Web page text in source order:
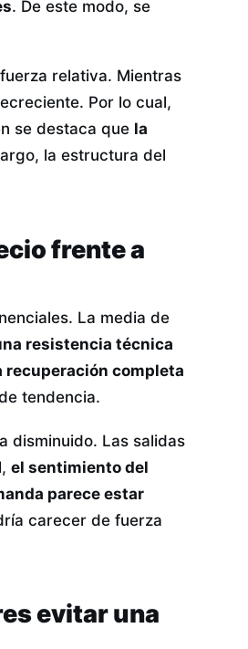
. De este modo, se
relativa. Mientras
Por lo cual,
se destaca que la
la estructura del
frente a
La media de
resistencia técnica
recuperación completa
tendencia.
disminuido. Las salidas
el sentimiento del
parece estar
carecer de fuerza
evitar una